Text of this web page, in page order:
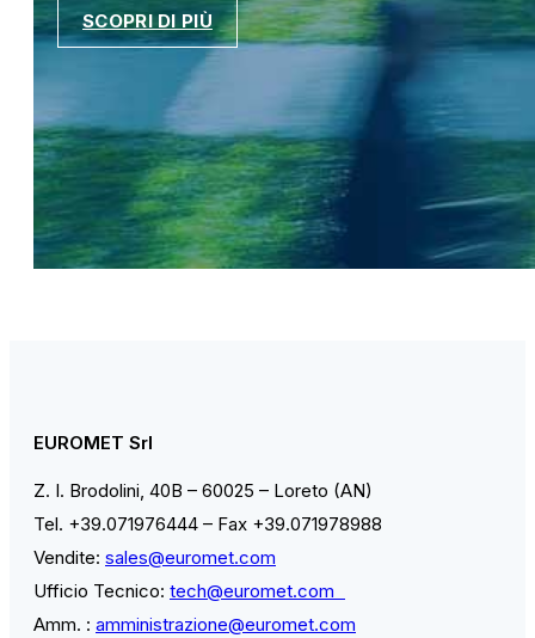
SCOPRI DI PIÙ
EUROMET Srl
Z. I. Brodolini, 40B – 60025 – Loreto (AN)
Tel. +39.071976444 – Fax +39.071978988
Vendite: sales@euromet.com
Ufficio Tecnico: tech@euromet.com
Amm. : amministrazione@euromet.com